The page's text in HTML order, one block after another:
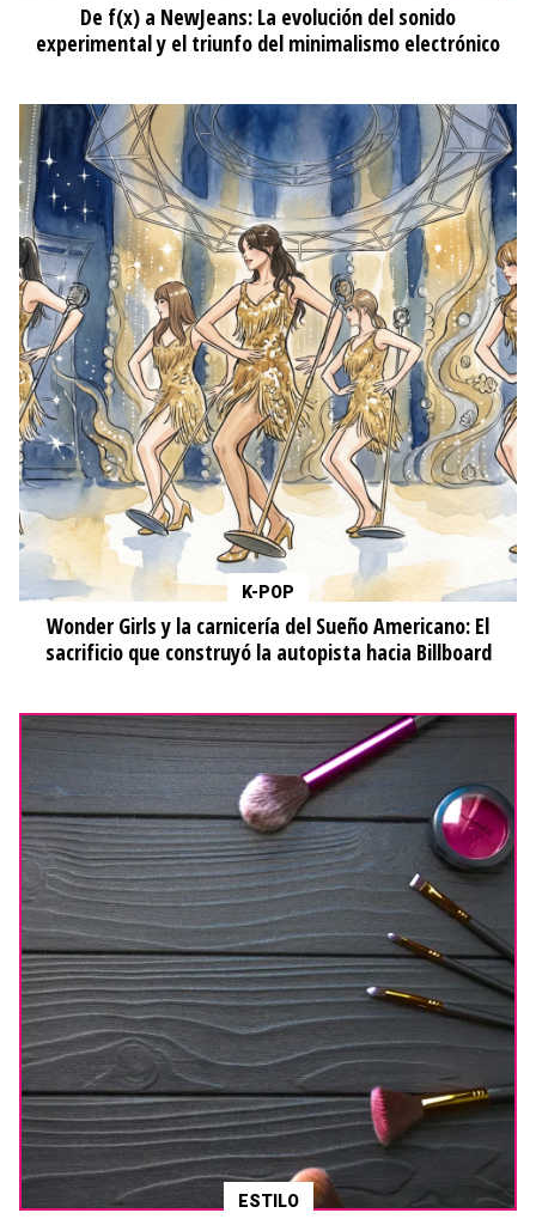
De f(x) a NewJeans: La evolución del sonido
experimental y el triunfo del minimalismo electrónico
K-POP
Wonder Girls y la carnicería del Sueño Americano: El
sacrificio que construyó la autopista hacia Billboard
ESTILO